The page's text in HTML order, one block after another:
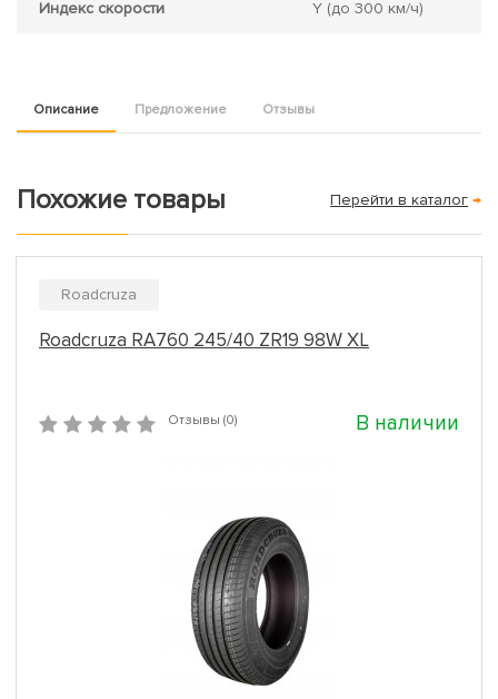
Индекс скорости Y (до 300 км/ч)
Описание Предложение Отзывы
Похожие товары Перейти в каталог →
Roadcruza
Roadcruza RA760 245/40 ZR19 98W XL
Отзывы (0) В наличии